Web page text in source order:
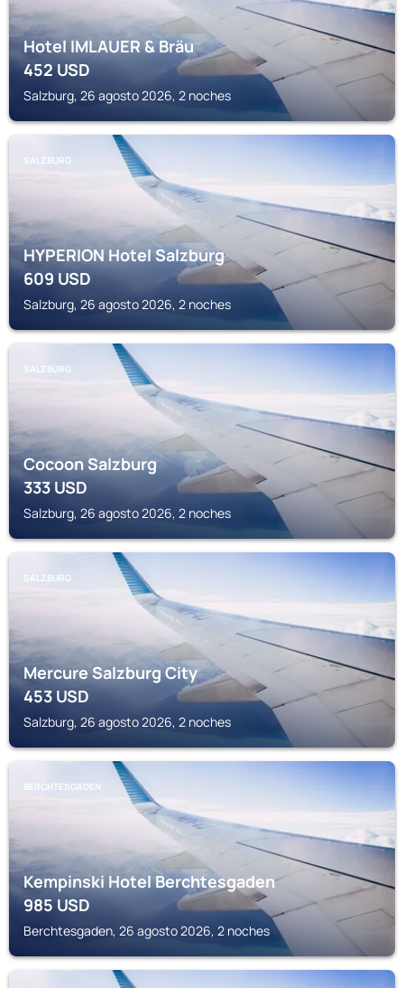
Hotel IMLAUER & Bräu
452USD
Salzburg, 26 agosto 2026, 2 noches
SALZBURG
HYPERION Hotel Salzburg
609USD
Salzburg, 26 agosto 2026, 2 noches
SALZBURG
Cocoon Salzburg
333USD
Salzburg, 26 agosto 2026, 2 noches
SALZBURG
Mercure Salzburg City
453USD
Salzburg, 26 agosto 2026, 2 noches
BERCHTESGADEN
Kempinski Hotel Berchtesgaden
985USD
Berchtesgaden, 26 agosto 2026, 2 noches